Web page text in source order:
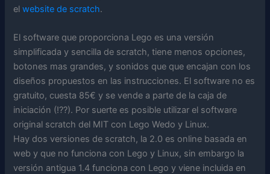
elwebsite de scratch.
El software que proporciona Lego es una versión
simplificada y sencilla de scratch, tiene menos opciones,
botones mas grandes, y sonidos que que encajan con los
diseños propuestos en las instrucciones. El software no es
gratuito, cuesta 85€ y se vende a parte de la caja de
iniciación (!??). Por suerte es posible utilizar el software
original scratch del MIT con Lego Wedo y Linux.
Hay dos versiones de scratch, la 2.0 es online basada en
web y que no funciona con Lego y Linux, sin embargo la
versión antigua 1.4 funciona con Lego y viene incluida en